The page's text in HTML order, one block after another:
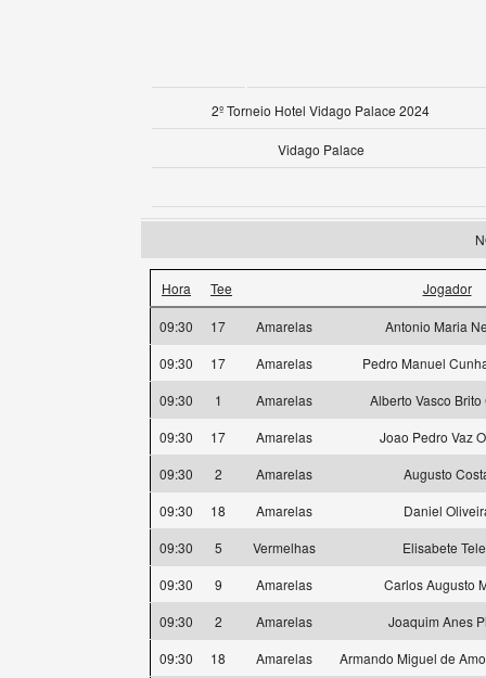
2º Torneio Hotel Vidago Palace 2024
Vidago Palace
Hora Tee Jogador
09:30 17 Amarelas
Antonio Maria
09:30
17 Amarelas
Pedro Manuel
09:30
1 Amarelas
Alberto Vasco Brito
09:30
17 Amarelas
Joao Pedro Vaz
09:30
2 Amarelas
Augusto
09:30
18 Amarelas
Daniel
09:30
5 Vermelhas
Elisabete
09:30
9 Amarelas
Carlos Augusto
09:30
2 Amarelas
Joaquim Anes
09:30
18 Amarelas
Armando Miguel de